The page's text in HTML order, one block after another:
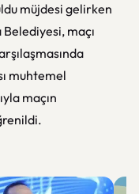
müjdesi gelirken
maçı
muhtemel
maçın